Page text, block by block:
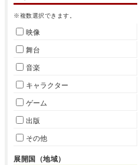
※複数選択できます。
映像
舞台
音楽
キャラクター
ゲーム
出版
その他
展開国（地域）